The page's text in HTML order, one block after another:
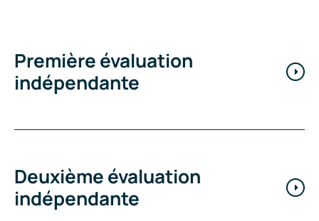
Première évaluation
indépendante
Deuxième évaluation
indépendante